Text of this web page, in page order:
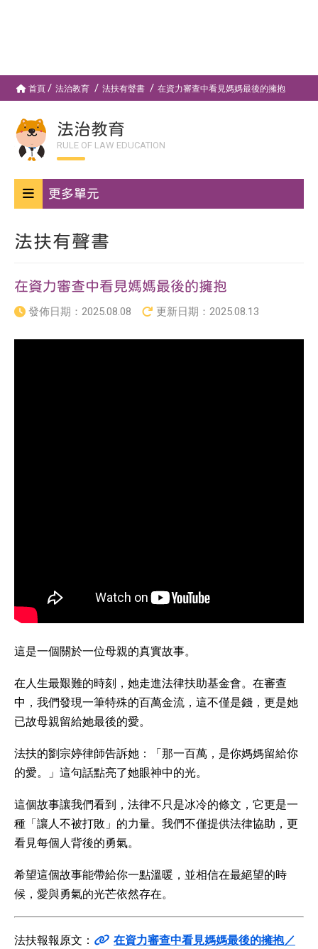
首頁 法治教育 法扶有聲書 在資力審查中看見媽媽最後的擁抱
法治教育
RULE OF LAW EDUCATION
更多單元
法扶有聲書
在資力審查中看見媽媽最後的擁抱
發佈日期： 2025.08.08 更新日期： 2025.08.13
這是一個關於一位母親的真實故事。
在人生最艱難的時刻，她走進法律扶助基金會。在審查
中，我們發現一筆特殊的百萬金流，這不僅是錢，更是她
已故母親留給她最後的愛。
法扶的劉宗婷律師告訴她：「那一百萬，是你媽媽留給你
的愛。」這句話點亮了她眼神中的光。
這個故事讓我們看到，法律不只是冰冷的條文，它更是一
種「讓人不被打敗」的力量。我們不僅提供法律協助，更
看見每個人背後的勇氣。
希望這個故事能帶給你一點溫暖，並相信在最絕望的時
候，愛與勇氣的光芒依然存在。
法扶報報原文：
在資力審查中看見媽媽最後的擁抱／